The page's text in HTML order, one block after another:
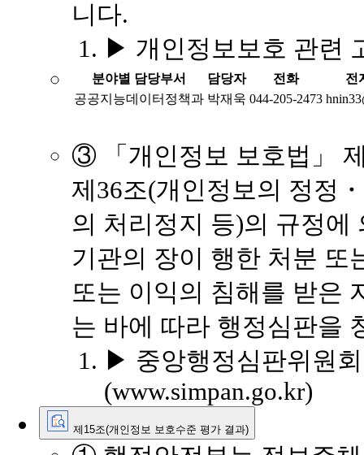
니다.
▶ 개인정보보호 관련
분야별 담당부서 담당자 전화
전
공공지능데이터정책과 박재욱 044-205-2473
③ 「개인정보 보호법」
제36조(개인정보의 정정
의 처리정지 등)의 규정에
기관의 장이 행한 처분 또
또는 이익의 침해를 받은
는 바에 따라 행정심판을
▶ 중앙행정심판위원
(www.simpan.go.kr)
제15조(개인정보 보호수준 평가 결과)